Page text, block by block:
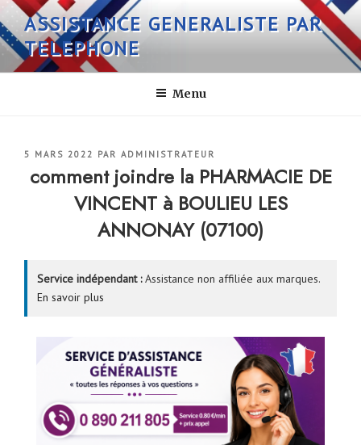
Aller
au
contenu
principal
ASSISTANCE GENERALISTE PAR
TELEPHONE
Menu
PUBLIÉ
5 MARS 2022 PAR ADMINISTRATEUR
comment joindre la PHARMACIE DE
VINCENT à BOULIEU LES
ANNONAY (07100)
Service indépendant :Assistance non affiliée aux marques.
En savoir plus